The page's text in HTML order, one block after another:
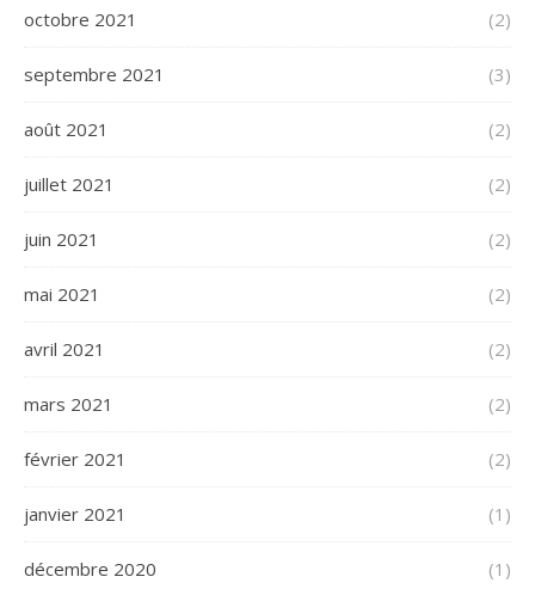
octobre 2021 (2)
septembre 2021 (3)
août 2021 (2)
juillet 2021 (2)
juin 2021 (2)
mai 2021 (2)
avril 2021 (2)
mars 2021 (2)
février 2021 (2)
janvier 2021 (1)
décembre 2020 (1)